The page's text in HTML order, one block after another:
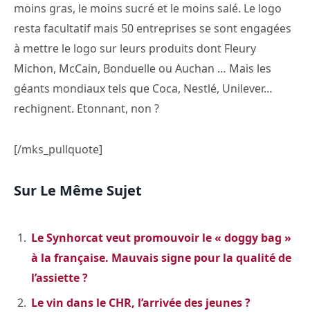
moins gras, le moins sucré et le moins salé. Le logo
resta facultatif mais 50 entreprises se sont engagées
à mettre le logo sur leurs produits dont Fleury
Michon, McCain, Bonduelle ou Auchan … Mais les
géants mondiaux tels que Coca, Nestlé, Unilever…
rechignent. Etonnant, non ?
[/mks_pullquote]
Sur Le Même Sujet
Le Synhorcat veut promouvoir le « doggy bag »
à la française. Mauvais signe pour la qualité de
l’assiette ?
Le vin dans le CHR, l’arrivée des jeunes ?